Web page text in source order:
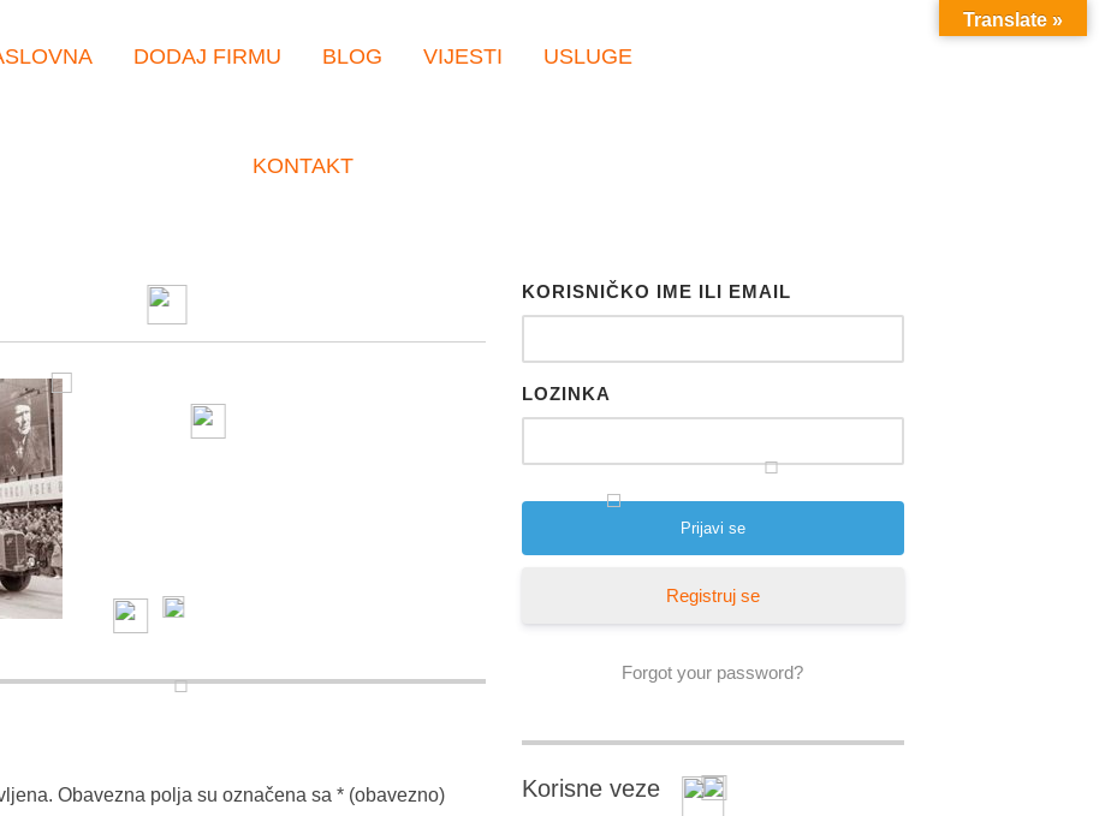
DODAJ FIRMU BLOG VIJESTI USLUGE
KONTAKT
Obavezna polja su označena sa * (obavezno)
KORISNIČKO IME ILI EMAIL
LOZINKA
Registruj se
Forgot your password?
Korisne veze
Translate »